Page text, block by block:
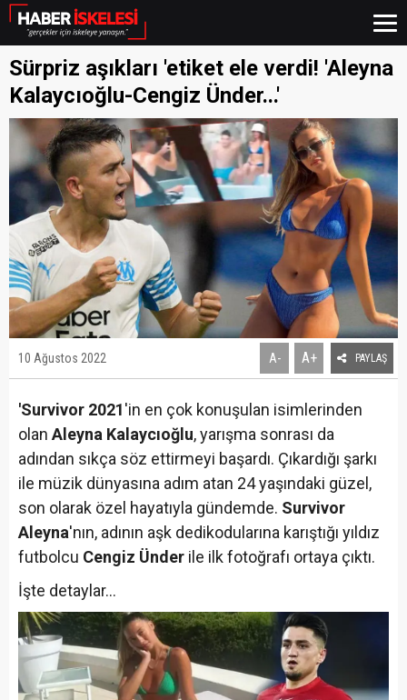
Sürpriz aşıkları 'etiket ele verdi! 'Aleyna
Kalaycıoğlu-Cengiz Ünder...'
10 Ağustos 2022 A- A+ PAYLAŞ
'Survivor 2021'in en çok konuşulan isimlerinden
olan Aleyna Kalaycıoğlu, yarışma sonrası da
adından sıkça söz ettirmeyi başardı. Çıkardığı şarkı
ile müzik dünyasına adım atan 24 yaşındaki güzel,
son olarak özel hayatıyla gündemde. Survivor
Aleyna'nın, adının aşk dedikodularına karıştığı yıldız
futbolcu Cengiz Ünder ile ilk fotoğrafı ortaya çıktı.
İşte detaylar...